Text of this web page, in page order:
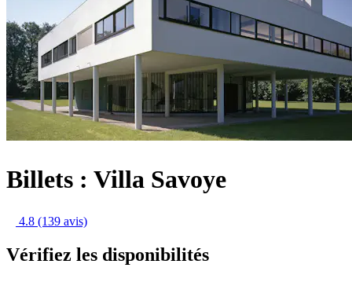
Billets : Villa Savoye
4.8 (139 avis)
Vérifiez les disponibilités